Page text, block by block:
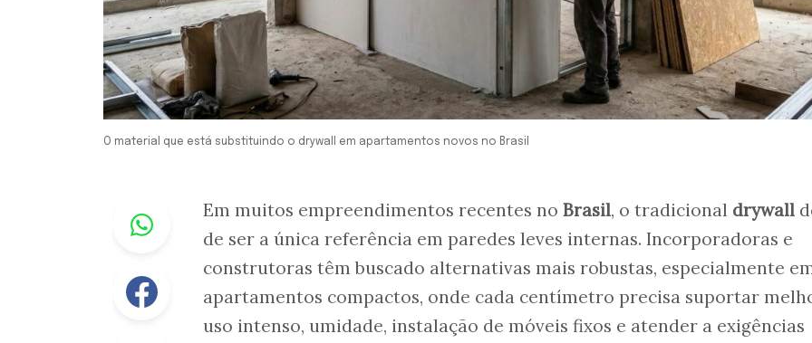
O material que está substituindo o drywall em apartamentos novos no Brasil
Whastapp
Facebook
Em muitos empreendimentos recentes no Brasil, o tradicional drywall
de ser a única referência em paredes leves internas. Incorporadoras e
construtoras têm buscado alternativas mais robustas, especialmente
apartamentos compactos, onde cada centímetro precisa suportar
uso intenso, umidade, instalação de móveis fixos e atender a exigências